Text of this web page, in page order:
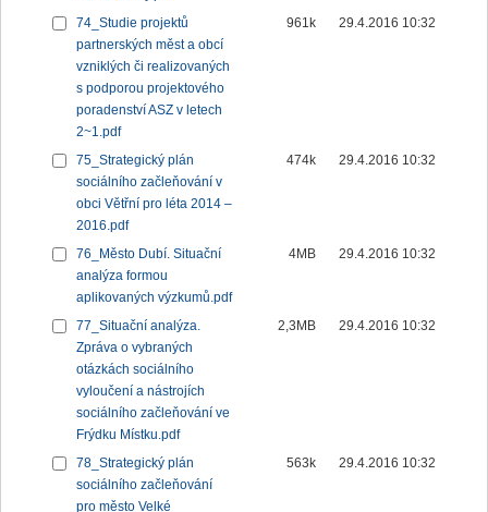
74_Studie projektů
partnerských měst a obcí
vzniklých či realizovaných
s podporou projektového
poradenství ASZ v letech
2~1.pdf
961k 29.4.2016 10:32
75_Strategický plán
sociálního začleňování v
obci Větřní pro léta 2014 –
2016.pdf
474k 29.4.2016 10:32
76_Město Dubí. Situační
analýza formou
aplikovaných výzkumů.pdf
4MB 29.4.2016 10:32
77_Situační analýza.
Zpráva o vybraných
otázkách sociálního
vyloučení a nástrojích
sociálního začleňování ve
Frýdku Místku.pdf
2,3MB 29.4.2016 10:32
78_Strategický plán
sociálního začleňování
pro město Velké
563k 29.4.2016 10:32